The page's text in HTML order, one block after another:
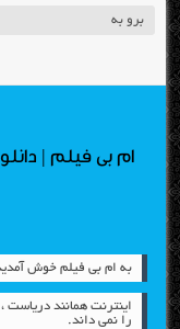
ام بی فیلم |
به ام بی فیلم خوش آمدید -
اینترنت همانند
را نمی داند.